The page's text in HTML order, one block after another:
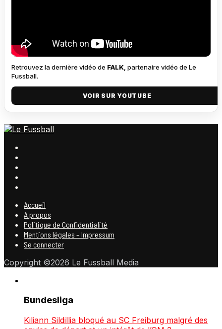
Retrouvez la dernière vidéo de FALK , partenaire vidéo de Le
Fussball.
VOIR SUR YOUTUBE
Accueil
A propos
Politique de Confidentialité
Mentions légales – Impressum
Se connecter
Copyright ©2026 Le Fussball Media
Bundesliga
Kiliann Sildillia bloqué au SC Freiburg malgré des